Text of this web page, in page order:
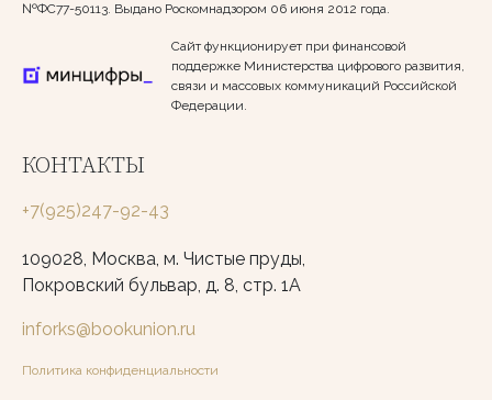
№ФС77-50113. Выдано Роскомнадзором 06 июня 2012 года.
Сайт функционирует при финансовой
поддержке Министерства цифрового развития,
связи и массовых коммуникаций Российской
Федерации.
КОНТАКТЫ
+7(925)247-92-43
109028, Москва, м. Чистые пруды,
Покровский бульвар, д. 8, стр. 1А
inforks@bookunion.ru
Политика конфиденциальности